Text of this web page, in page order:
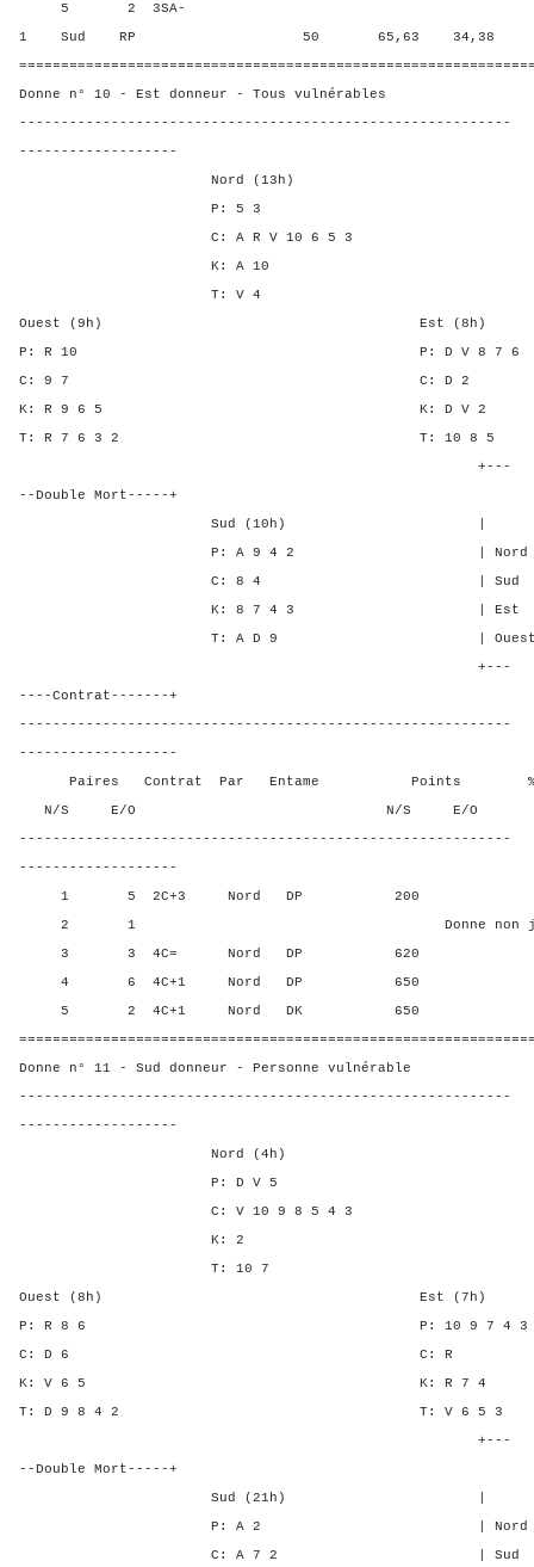
5 2 3SA-
1 Sud RP 50 65,63 34,38
Donne n° 10 - Est donneur - Tous vulnérables
-----------------------------------------------------------
-------------------
Nord (13h)
P: 5 3
C: A R V 10 6 5 3
K: A 10
T: V 4
Ouest (9h) Est (8h)
P: R 10 P: D V 8
C: 9 7 C: D
K: R 9 6 5 K: D
T: R 7 6 3 2 T: 10
+---
--Double Mort-----+
Sud (10h) | SA P
P: A 9 4 2 | Nord 4 1
C: 8 4 | Sud 4 1 5
K: 8 7 4 3 | Est - -
T: A D 9 | Ouest - -
+---
----Contrat-------+
-----------------------------------------------------------
-------------------
Paires Contrat Par Entame Points %
N/S E/O N/S E/O N/
-----------------------------------------------------------
-------------------
1 5 2C+3 Nord DP 200
2 1 Donne non
3 3 4C= Nord DP 620
4 6 4C+1 Nord DP 650
5 2 4C+1 Nord DK 650
Donne n° 11 - Sud donneur - Personne vulnérable
-----------------------------------------------------------
-------------------
Nord (4h)
P: D V 5
C: V 10 9 8 5 4 3
K: 2
T: 10 7
Ouest (8h) Est (7h)
P: R 8 6 P: 10 9 7
C: D 6 C:
K: V 6 5 K: R
T: D 9 8 4 2 T: V 6
+---
--Double Mort-----+
Sud (21h) | SA P
P: A 2 | Nord 5 1
C: A 7 2 | Sud 5 2